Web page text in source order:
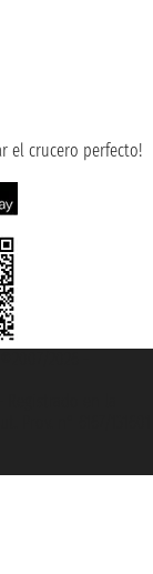
el crucero perfecto!